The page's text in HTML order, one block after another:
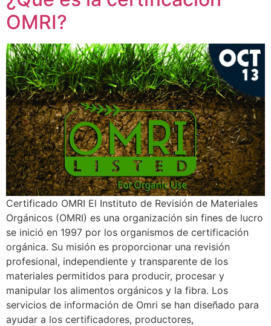
OMRI?
Certificado OMRI El Instituto de Revisión de Materiales
Orgánicos (OMRI) es una organización sin fines de lucro
se inició en 1997 por los organismos de certificación
orgánica. Su misión es proporcionar una revisión
profesional, independiente y transparente de los
materiales permitidos para producir, procesar y
manipular los alimentos orgánicos y la fibra. Los
servicios de información de Omri se han diseñado para
ayudar a los certificadores, productores,